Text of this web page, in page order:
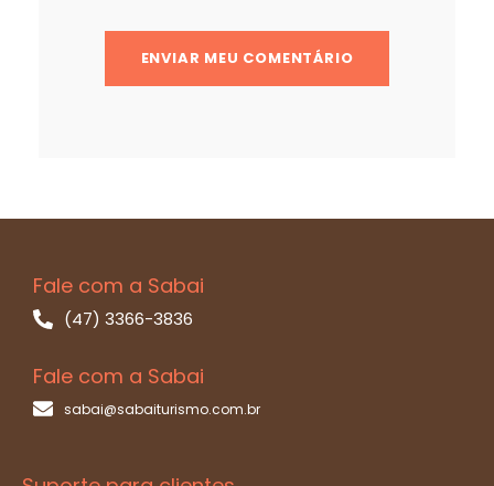
Fale com a Sabai
(47) 3366-3836
Fale com a Sabai
sabai@sabaiturismo.com.br